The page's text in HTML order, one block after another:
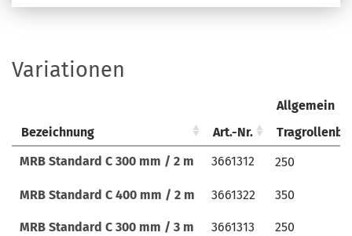
Variationen
Allgemein
Bezeichnung
Art.-Nr.
Allgemein
Bezeichnung Art.-Nr.
MRB Standard C 300 mm / 2 m 3661312 250
MRB Standard C 400 mm / 2 m 3661322 350
MRB Standard C 300 mm / 3 m 3661313 250
Bezeichnung
Art.-Nr.
MRB Standard C 300 mm / 2 m
3661312
MRB Standard C 400 mm / 2 m 3661322
MRB Standard C 300 mm / 3 m 3661313